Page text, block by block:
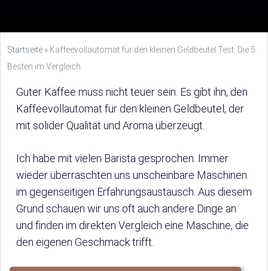
Startseite » Kaffeevollautomat für den kleinen Geldbeutel Test: Die 5
Besten im Vergleich
Guter Kaffee muss nicht teuer sein. Es gibt ihn, den
Kaffeevollautomat für den kleinen Geldbeutel, der
mit solider Qualität und Aroma überzeugt.
Ich habe mit vielen Barista gesprochen. Immer
wieder überraschten uns unscheinbare Maschinen
im gegenseitigen Erfahrungsaustausch. Aus diesem
Grund schauen wir uns oft auch andere Dinge an
und finden im direkten Vergleich eine Maschine, die
den eigenen Geschmack trifft.